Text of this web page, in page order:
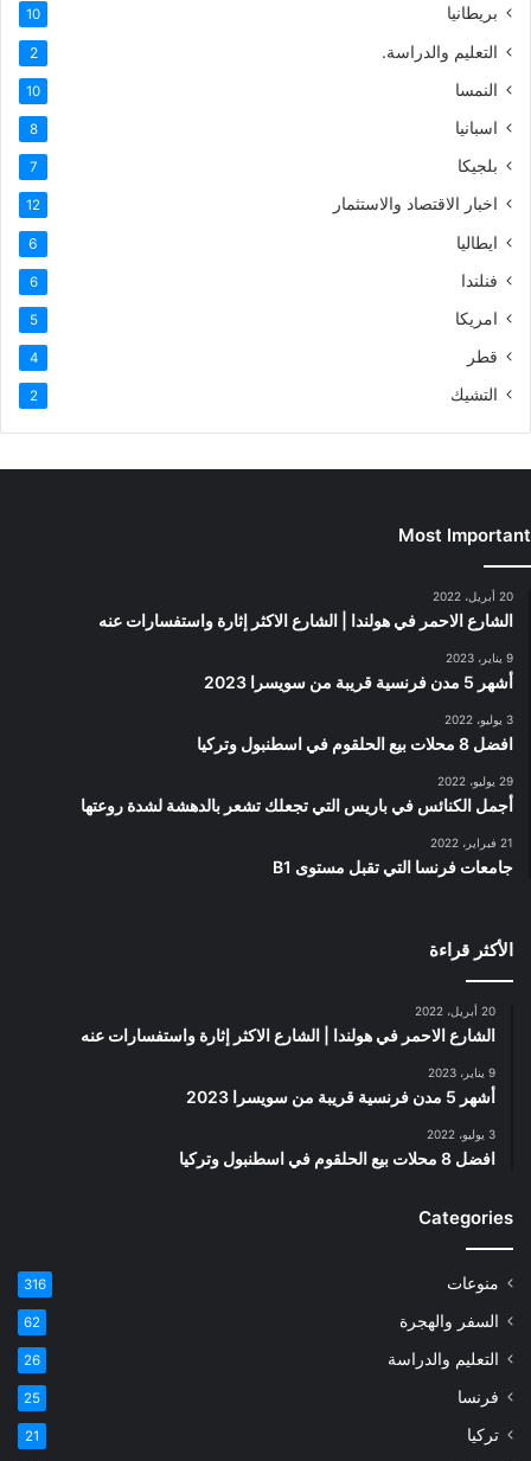
بريطانيا 10
التعليم والدراسة. 2
النمسا 10
اسبانيا 8
بلجيكا 7
اخبار الاقتصاد والاستثمار 12
ايطاليا 6
فنلندا 6
امريكا 5
قطر 4
التشيك 2
Most Important
20 أبريل، 2022
الشارع الاحمر في هولندا | الشارع الاكثر إثارة واستفسارات عنه
9 يناير، 2023
أشهر 5 مدن فرنسية قريبة من سويسرا 2023
3 يوليو، 2022
افضل 8 محلات بيع الحلقوم في اسطنبول وتركيا
29 يوليو، 2022
أجمل الكنائس في باريس التي تجعلك تشعر بالدهشة لشدة روعتها
21 فبراير، 2022
جامعات فرنسا التي تقبل مستوى B1
الأكثر قراءة
20 أبريل، 2022
الشارع الاحمر في هولندا | الشارع الاكثر إثارة واستفسارات عنه
9 يناير، 2023
أشهر 5 مدن فرنسية قريبة من سويسرا 2023
3 يوليو، 2022
افضل 8 محلات بيع الحلقوم في اسطنبول وتركيا
Categories
منوعات 316
السفر والهجرة 62
التعليم والدراسة 26
فرنسا 25
تركيا 21